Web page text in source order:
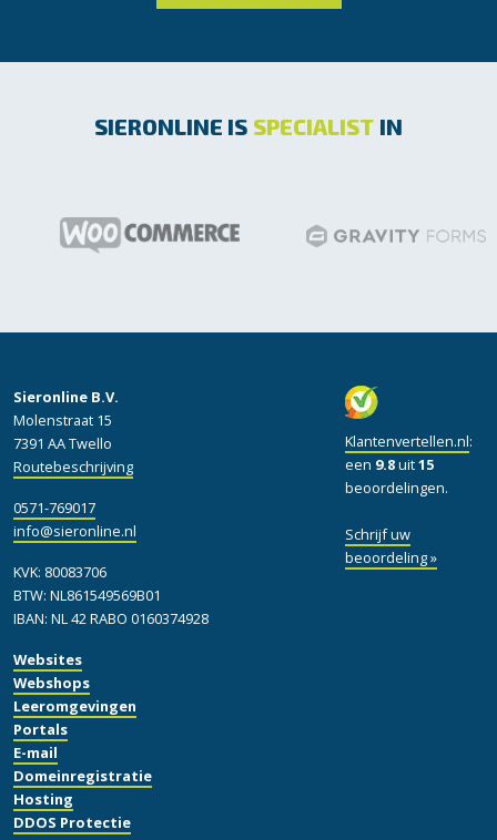
SIERONLINE IS SPECIALIST IN
Websites
Webshops
Leeromgevingen
Portals
E-mail
Domeinregistratie
Hosting
DDOS Protectie
Klantenvertellen.nl:
een 9.8uit15
beoordelingen.
Schrijf uw
beoordeling »
Sieronline B.V.
Molenstraat 15
7391 AA Twello
Routebeschrijving
0571-769017
info@sieronline.nl
KVK: 80083706
BTW: NL861549569B01
IBAN: NL 42 RABO 0160374928